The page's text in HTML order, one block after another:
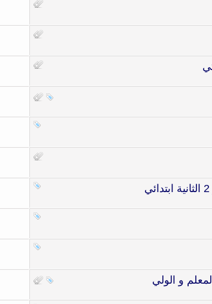
و الولي